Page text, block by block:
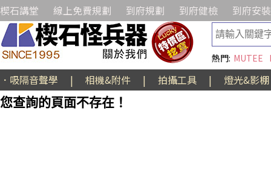
楔石講堂 線上免費規劃 到府規劃 到府健檢 到府安裝
熱門: MUTEE
．吸隔音聲學 | 相機&附件 | 拍攝工具 |
燈光&影棚
您查詢的頁面不存在！